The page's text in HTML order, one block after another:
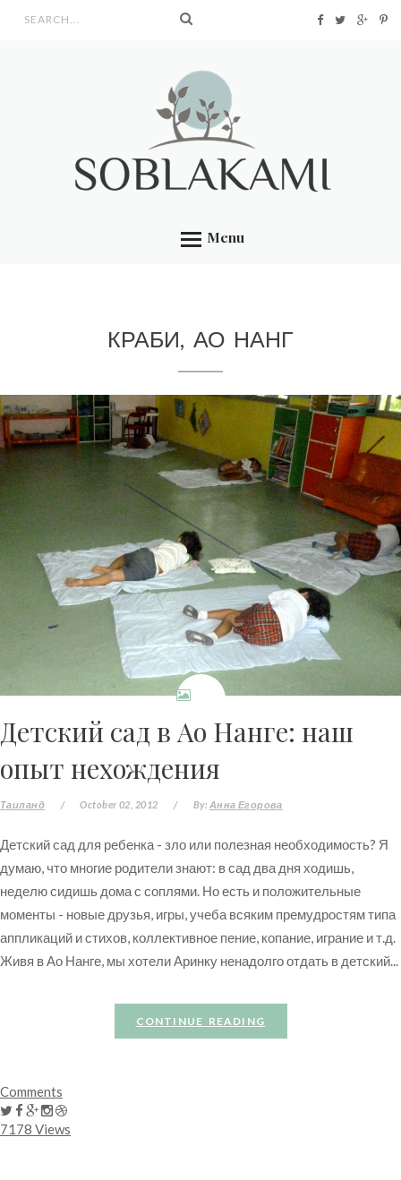
Menu
КРАБИ, АО НАНГ
Детский сад в Ао Нанге: наш
опыт нехождения
Таиланд / October 02, 2012 / By: Анна Егорова
Детский сад для ребенка - зло или полезная необходимость? Я
думаю, что многие родители знают: в сад два дня ходишь,
неделю сидишь дома с соплями. Но есть и положительные
моменты - новые друзья, игры, учеба всяким премудростям типа
аппликаций и стихов, коллективное пение, копание, играние и т.д.
Живя в Ао Нанге, мы хотели Аринку ненадолго отдать в детский...
CONTINUE READING
Comments
7178 Views